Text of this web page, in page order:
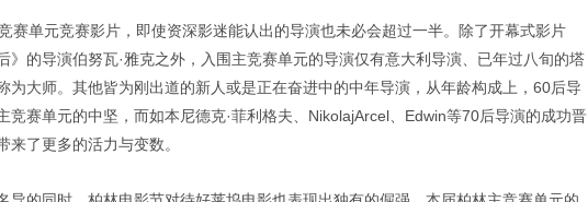
赛单元竞赛影片，即使资深影迷能认出的导演也未必会超过一半。除了开幕式影片
》的导演伯努瓦·雅克之外，入围主竞赛单元的导演仅有意大利导演、已年过八旬的塔
为大师。其他皆为刚出道的新人或是正在奋进中的中年导演，从年龄构成上，60后导
竞赛单元的中坚，而如本尼德克·菲利格夫、NikolajArcel、Edwin等70后导演的成功晋
来了更多的活力与变数。